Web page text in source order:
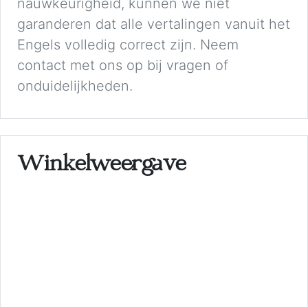
garanderen dat alle vertalingen vanuit het
Engels volledig correct zijn. Neem
contact met ons op bij vragen of
onduidelijkheden.
Winkelweergave